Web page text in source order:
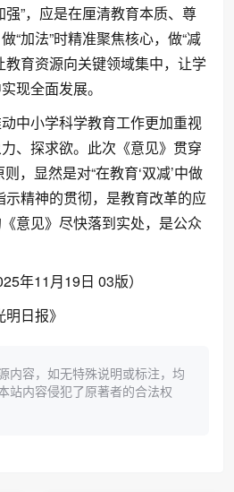
强”，应是在厘清教育本质、尊
“加法”时精准聚焦核心，做“减
教育资源向关键领域集中，让学
现全面发展。
中小学科学教育工作更加重视
、探求欲。此次《意见》贯穿
则，显然是对“在教育‘双减’中做
示精神的贯彻，是教育改革的应
意见》尽快落到实处，是公众
年11月19日 03版）
日报》
内容，如无特殊说明或标注，均
站内容侵犯了原著者的合法权